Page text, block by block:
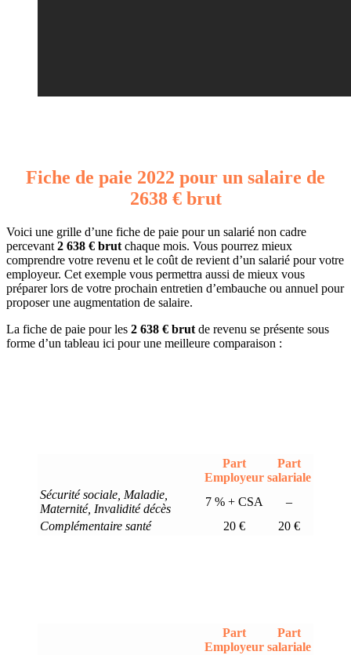
Fiche de paie 2022 pour un salaire de
2638 € brut
Voici une grille d’une fiche de paie pour un salarié non cadre
percevant 2 638 € brut chaque mois. Vous pourrez mieux
comprendre votre revenu et le coût de revient d’un salarié pour votre
employeur. Cet exemple vous permettra aussi de mieux vous
préparer lors de votre prochain entretien d’embauche ou annuel pour
proposer une augmentation de salaire.
La fiche de paie pour les 2 638 € brut de revenu se présente sous
forme d’un tableau ici pour une meilleure comparaison :
Part
Employeur
Part
salariale
Sécurité sociale, Maladie,
Maternité, Invalidité décès
7 % + CSA
–
Complémentaire santé
20 € 20 €
Part
Employeur
Part
salariale